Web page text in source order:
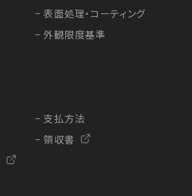
− 表面処理・コーティング
− 外観限度基準
− 支払方法
− 領収書